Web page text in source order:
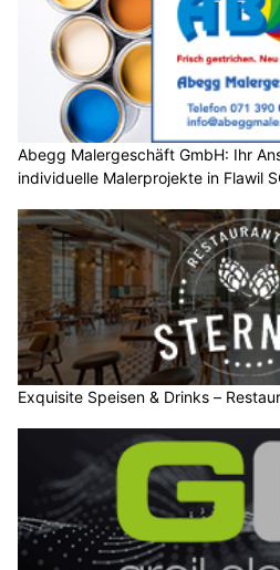
Abegg Malergeschäft GmbH: Ihr
individuelle Malerprojekte in Flawil
Exquisite Speisen & Drinks –